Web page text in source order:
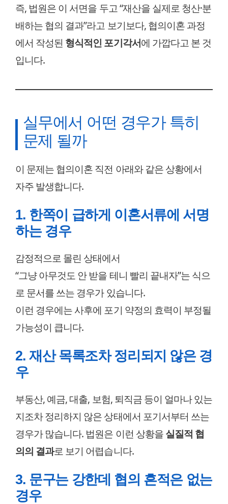
즉, 법원은 이 서면을 두고 “재산을 실제로 청산·분
배하는 협의 결과”라고 보기보다, 협의이혼 과정
에서 작성된 형식적인 포기각서에 가깝다고 본 것
입니다.
실무에서 어떤 경우가 특히
문제 될까
이 문제는 협의이혼 직전 아래와 같은 상황에서
자주 발생합니다.
1. 한쪽이 급하게 이혼서류에 서명
하는 경우
감정적으로 몰린 상태에서
“그냥 아무것도 안 받을 테니 빨리 끝내자”는 식으
로 문서를 쓰는 경우가 있습니다.
이런 경우에는 사후에 포기 약정의 효력이 부정될
가능성이 큽니다.
2. 재산 목록조차 정리되지 않은 경
우
부동산, 예금, 대출, 보험, 퇴직금 등이 얼마나 있는
지조차 정리하지 않은 상태에서 포기서부터 쓰는
경우가 많습니다. 법원은 이런 상황을실질적 협
의의 결과로 보기 어렵습니다.
3. 문구는 강한데 협의 흔적은 없는
경우